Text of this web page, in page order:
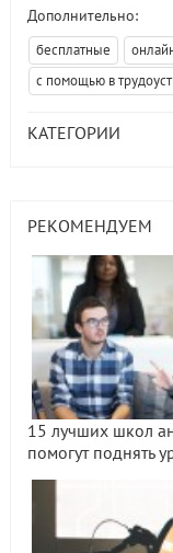
Дополнительно:
бесплатные
с помощью в
КАТЕГОРИИ
РЕКОМЕНДУЕМ
15 лучших школ
помогут поднять